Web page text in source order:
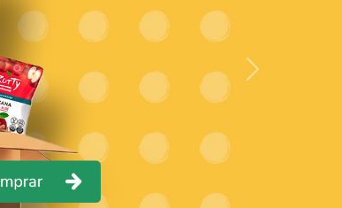
Next